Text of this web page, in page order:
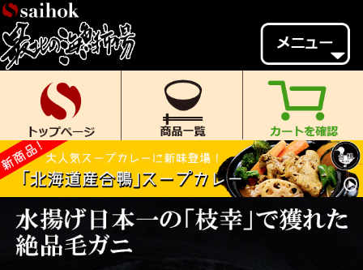
会員様メニュー
ゲスト
様、
いらっしゃいませ。
ご来店ありがとうございます。
新規会員登録 ログイン
MYページ MYクーポン
ポイント履歴 お気に入り
レビュー投稿